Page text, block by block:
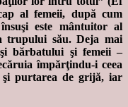
al femeii, după cum
este mântuitor al
trupului său. Deja mai
bărbatului şi femeii –
împărţindu-i ceea
şi purtarea de grijă, iar